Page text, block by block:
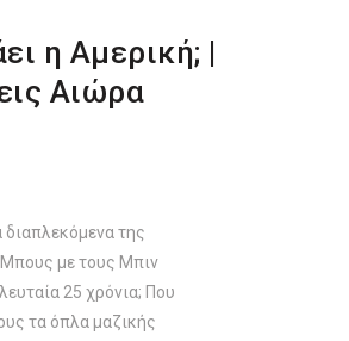
η Αμερική; |
Αιώρα
διαπλεκόμενα της
Μπους με τους Μπιν
25 χρόνια; Που
τα όπλα μαζικής